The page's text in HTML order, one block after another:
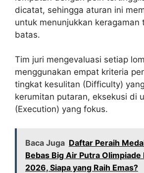
dicatat, sehingga aturan ini
untuk menunjukkan keragaman
batas.
Tim juri mengevaluasi setiap
menggunakan empat kriteria
tingkat kesulitan (Difficulty)
kerumitan putaran, eksekusi di
(Execution) yang fokus.
Baca Juga Daftar Peraih
Bebas Big Air Putra
2026, Siapa yang Raih Emas?